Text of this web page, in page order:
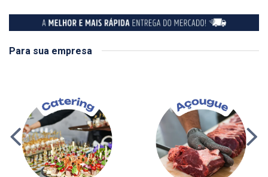
Para sua empresa